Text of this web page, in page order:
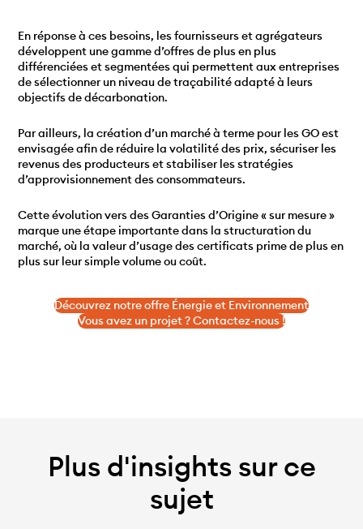
En réponse à ces besoins, les fournisseurs et agrégateurs
développent une gamme d’offres de plus en plus
différenciées et segmentées qui permettent aux entreprises
de sélectionner un niveau de traçabilité adapté à leurs
objectifs de décarbonation.
Par ailleurs, la création d’un marché à terme pour les GO est
envisagée afin de réduire la volatilité des prix, sécuriser les
revenus des producteurs et stabiliser les stratégies
d’approvisionnement des consommateurs.
Cette évolution vers des Garanties d’Origine « sur mesure »
marque une étape importante dans la structuration du
marché, où la valeur d’usage des certificats prime de plus en
plus sur leur simple volume ou coût.
Découvrez notre offre Énergie et Environnement
Vous avez un projet ? Contactez-nous !
Plus d'insights sur ce
sujet